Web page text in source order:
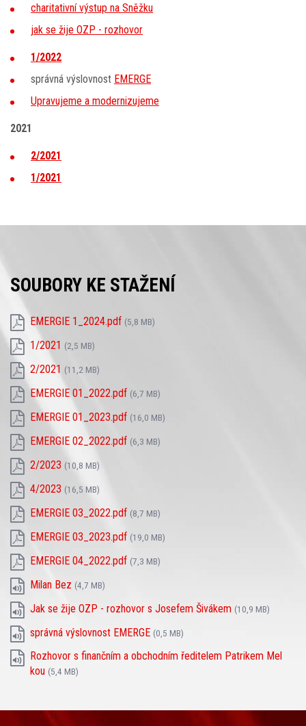
charitativní výstup na Sněžku
jak se žije OZP - rozhovor
1/2022
správná výslovnost EMERGE
Upravujeme a modernizujeme
2021
2/2021
1/2021
SOUBORY KE STAŽENÍ
EMERGIE 1_2024.pdf (5,8 MB)
1/2021 (2,5 MB)
2/2021 (11,2 MB)
EMERGIE 01_2022.pdf (6,7 MB)
EMERGIE 01_2023.pdf (16,0 MB)
EMERGIE 02_2022.pdf (6,3 MB)
2/2023 (10,8 MB)
4/2023 (16,5 MB)
EMERGIE 03_2022.pdf (8,7 MB)
EMERGIE 03_2023.pdf (19,0 MB)
EMERGIE 04_2022.pdf (7,3 MB)
Milan Bez (4,7 MB)
Jak se žije OZP - rozhovor s Josefem Šivákem (10,9 MB)
správná výslovnost EMERGE (0,5 MB)
Rozhovor s finančním a obchodním ředitelem Patrikem Mel
kou (5,4 MB)